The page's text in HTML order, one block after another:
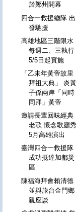
於鄭州開幕
四合一救援總隊 出
發馳援
高雄地區三階限水
每週二、三執行
5/5日起實施
「乙未年黃帝故里
拜祖大典」 炎黃
子孫兩岸「同時
同拜」黃帝
邀請長輩回味經典
老歌 懷念歌廳秀
5月高雄演出
臺灣四合一救援隊
成功抵達加都災
區
陳福海拜會賴清德
並與旅台金門鄉
親座談